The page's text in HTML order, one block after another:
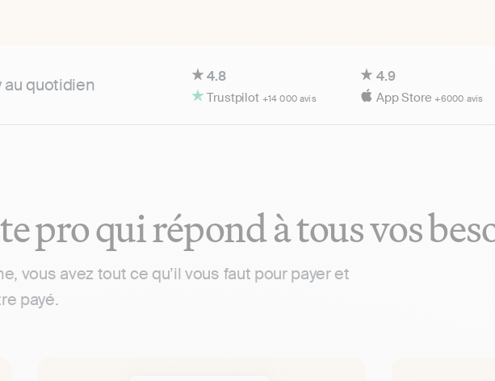
quotidien 4.8
Trustpilot +14 000 avis
4.9
App Store+6000 avis
pro qui répond à tous vos
vous avez tout ce qu’il vous faut pour payer et
payé.